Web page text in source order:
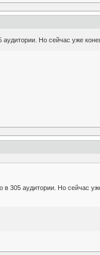
Но сейчас уже
305 аудитории. Но сейчас